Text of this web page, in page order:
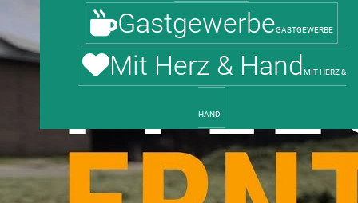
GastgewerbeGASTGEWERBE
Mit Herz & Hand MIT HERZ &
HAND